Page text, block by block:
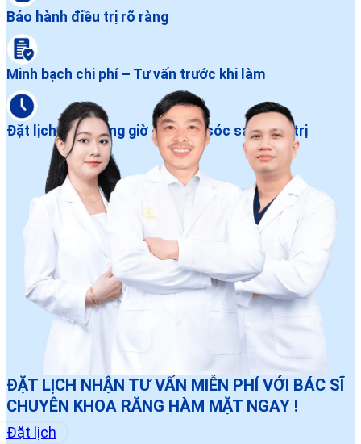
Bảo hành điều trị rõ ràng
Minh bạch chi phí – Tư vấn trước khi làm
Đặt lịch dễ – Đúng giờ – Chăm sóc sau điều trị
ĐẶT LỊCH NHẬN TƯ VẤN MIỄN PHÍ VỚI BÁC SĨ
CHUYÊN KHOA RĂNG HÀM MẶT NGAY !
Đặt lịch